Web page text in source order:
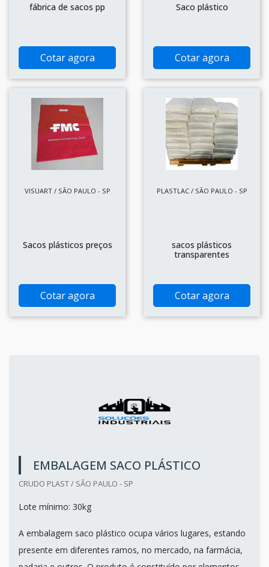
fábrica de sacos pp
Cotar agora
Saco plástico
Cotar agora
VISUART / SÃO PAULO - SP
Sacos plásticos preços
Cotar agora
PLASTLAC / SÃO PAULO - SP
sacos plásticos
transparentes
Cotar agora
EMBALAGEM SACO PLÁSTICO
CRUDO PLAST / SÃO PAULO - SP
Lote mínimo: 30kg
A embalagem saco plástico ocupa vários lugares, estando
presente em diferentes ramos, no mercado, na farmácia,